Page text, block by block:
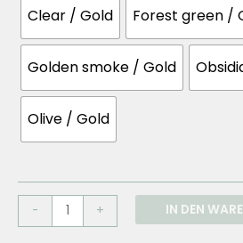
Clear / Gold Forest green /
Golden smoke / Gold
Olive / Gold
-
&
+ IN DEN